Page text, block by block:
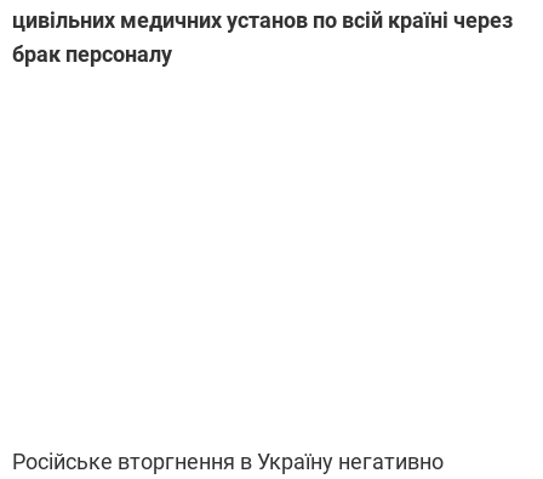
цивільних медичних установ по всій країні через
брак персоналу
Російське вторгнення в Україну негативно